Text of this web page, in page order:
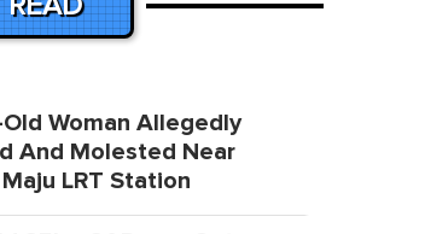
READ
Woman Allegedly
And Molested Near
LRT Station